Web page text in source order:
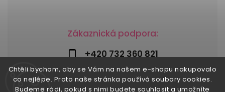
Chtěli bychom, aby se Vám na našem e-shopu nakupovalo
co nejlépe. Proto naše stránka používá soubory cookies.
Budeme rádi, pokud s nimi budete souhlasit a umožníte
Zákaznická podpora:
+420 732 360 821
info@risesnu.cz